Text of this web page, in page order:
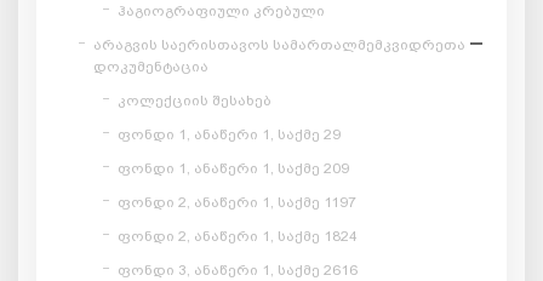
ჰაგიოგრაფიული კრებული
არაგვის საერისთავოს სამართალმემკვიდრეთა
დოკუმენტაცია
კოლექციის შესახებ
ფონდი 1, ანაწერი 1, საქმე 29
ფონდი 1, ანაწერი 1, საქმე 209
ფონდი 2, ანაწერი 1, საქმე 1197
ფონდი 2, ანაწერი 1, საქმე 1824
ფონდი 3, ანაწერი 1, საქმე 2616